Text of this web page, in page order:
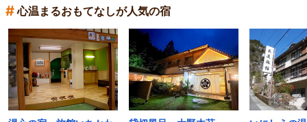
# 心温まるおもてなしが人気の宿